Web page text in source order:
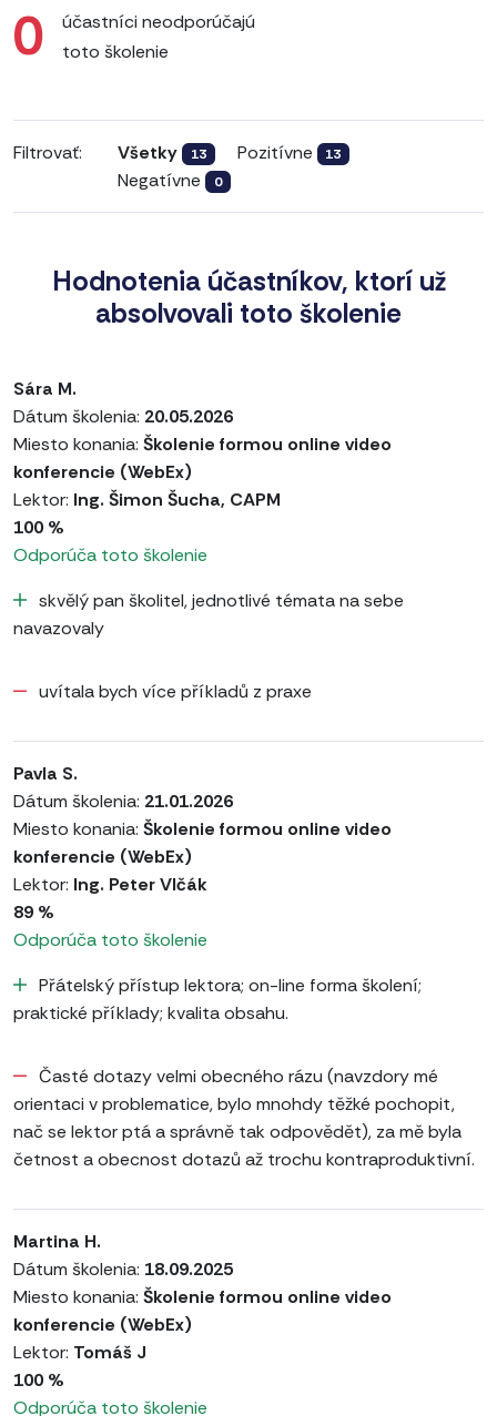
0
účastníci neodporúčajú
toto školenie
Filtrovať: Všetky 13 Pozitívne 13
Negatívne 0
Hodnotenia účastníkov, ktorí už
absolvovali toto školenie
Sára M.
Dátum školenia: 20.05.2026
Miesto konania: Školenie formou online video
konferencie (WebEx)
Lektor: Ing. Šimon Šucha, CAPM
100 %
Odporúča toto školenie
skvělý pan školitel, jednotlivé témata na sebe
navazovaly
uvítala bych více příkladů z praxe
Pavla S.
Dátum školenia: 21.01.2026
Miesto konania: Školenie formou online video
konferencie (WebEx)
Lektor: Ing. Peter Vlčák
89 %
Odporúča toto školenie
Přátelský přístup lektora; on-line forma školení;
praktické příklady; kvalita obsahu.
Časté dotazy velmi obecného rázu (navzdory mé
orientaci v problematice, bylo mnohdy těžké pochopit,
nač se lektor ptá a správně tak odpovědět), za mě byla
četnost a obecnost dotazů až trochu kontraproduktivní.
Martina H.
Dátum školenia: 18.09.2025
Miesto konania: Školenie formou online video
konferencie (WebEx)
Lektor: Tomáš J
100 %
Odporúča toto školenie